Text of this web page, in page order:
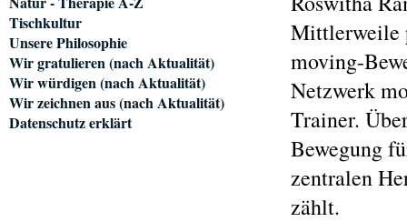
Mittlerweile
moving-
Netzwerk
Trainer.
Bewegung
zentralen
zählt.
Tischkultur
Unsere Philosophie
Wir gratulieren (nach Aktualität)
Wir würdigen (nach Aktualität)
Wir zeichnen aus (nach Aktualität)
Datenschutz erklärt